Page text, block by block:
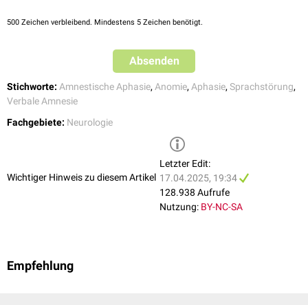
500 Zeichen verbleibend. Mindestens 5 Zeichen benötigt.
Absenden
Stichworte: Amnestische Aphasie, Anomie, Aphasie, Sprachstörung,
Verbale Amnesie
Fachgebiete: Neurologie
Wichtiger Hinweis zu diesem Artikel
Letzter Edit:
17.04.2025, 19:34
128.938 Aufrufe
Nutzung: BY-NC-SA
Empfehlung